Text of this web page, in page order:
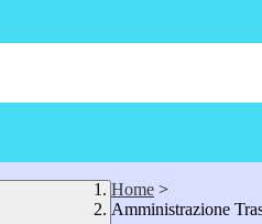
Home >
Amministrazione